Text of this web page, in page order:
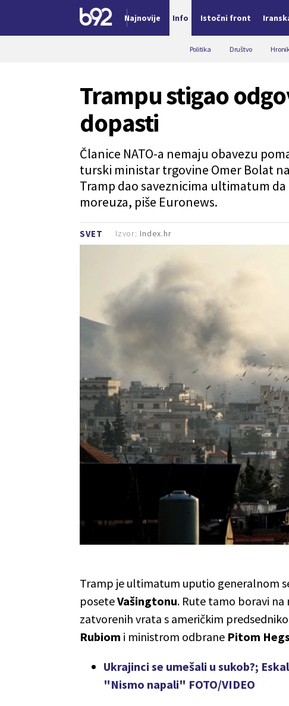
Najnovije Info Istočni front
Politika Društvo
SVET
Trampu stigao
dopasti
Članice NATO-a nemaju obavezu
turski ministar trgovine Omer Bolat
Tramp dao saveznicima ultimatum
moreuza, piše Euronews.
Izvor: Index.hr
Tramp je ultimatum uputio generalnom
poseteVašingtonu. Rute tamo boravi na
zatvorenih vrata s američkim
Rubiom i ministrom odbrane Pitom
Ukrajinci se umešali u sukob?;
"Nismo napali" FOTO/VIDEO